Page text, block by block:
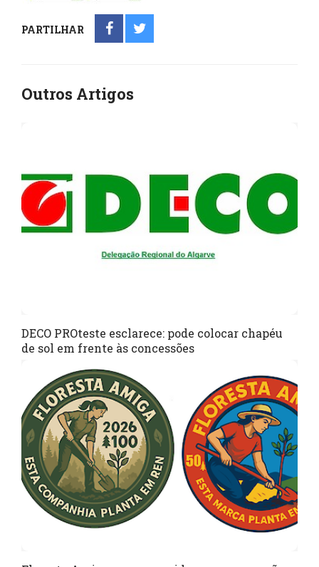
PARTILHAR
Outros Artigos
DECO PROteste esclarece: pode colocar chapéu
de sol em frente às concessões